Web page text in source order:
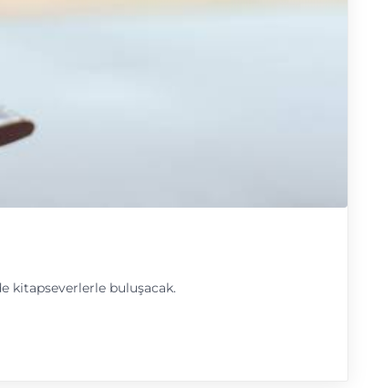
kitapseverlerle buluşacak.